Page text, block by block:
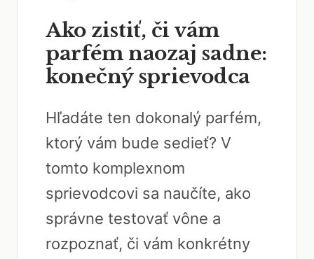
Ako zistiť, či vám
parfém naozaj sadne:
konečný sprievodca
Hľadáte ten dokonalý parfém,
ktorý vám bude sedieť? V
tomto komplexnom
sprievodcovi sa naučíte, ako
správne testovať vône a
rozpoznať, či vám konkrétny